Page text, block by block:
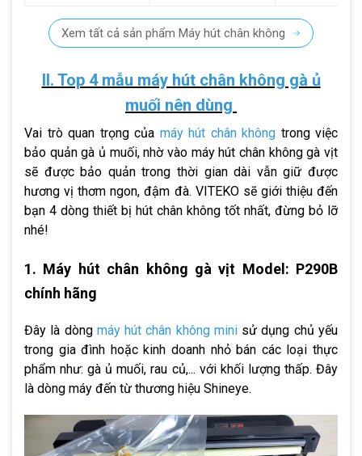
Xem tất cả sản phẩm Máy hút chân không
II. Top 4 mẫu máy hút chân không gà ủ
muối nên dùng
Vai trò quan trọng của máy hút chân không trong việc
bảo quản gà ủ muối, nhờ vào máy hút chân không gà vịt
sẽ được bảo quản trong thời gian dài vẫn giữ được
hương vị thơm ngon, đậm đà. VITEKO sẽ giới thiệu đến
bạn 4 dòng thiết bị hút chân không tốt nhất, đừng bỏ lỡ
nhé!
1. Máy hút chân không gà vịt Model: P290B
chính hãng
Đây là dòng máy hút chân không minisử dụng chủ yếu
trong gia đình hoặc kinh doanh nhỏ bán các loại thực
phẩm như: gà ủ muối, rau củ,... với khối lượng thấp. Đây
là dòng máy đến từ thương hiệu Shineye.